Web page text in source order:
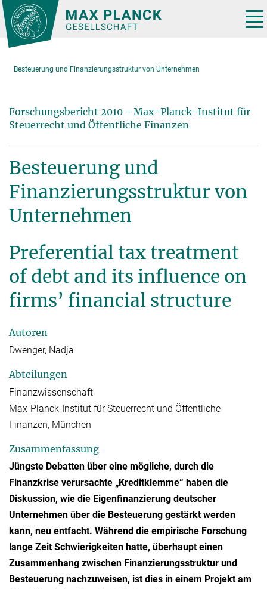
Hauptinhalt
Besteuerung und Finanzierungsstruktur von Unternehmen
Forschungsbericht 2010 - Max-Planck-Institut für
Steuerrecht und Öffentliche Finanzen
Besteuerung und
Finanzierungsstruktur von
Unternehmen
Preferential tax treatment
of debt and its influence on
firms’ financial structure
Autoren
Dwenger, Nadja
Abteilungen
Finanzwissenschaft
Max-Planck-Institut für Steuerrecht und Öffentliche
Finanzen, München
Zusammenfassung
Jüngste Debatten über eine mögliche, durch die
Finanzkrise verursachte „Kreditklemme“ haben die
Diskussion, wie die Eigenfinanzierung deutscher
Unternehmen über die Besteuerung gestärkt werden
kann, neu entfacht. Während die empirische Forschung
lange Zeit Schwierigkeiten hatte, überhaupt einen
Zusammenhang zwischen Finanzierungsstruktur und
Besteuerung nachzuweisen, ist dies in einem Projekt am